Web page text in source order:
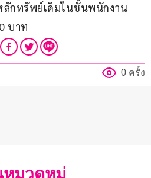
ลักทรัพย์เดิมในชั้นพนักงาน
บาท
0 ครั้ง
หมวดหมู่